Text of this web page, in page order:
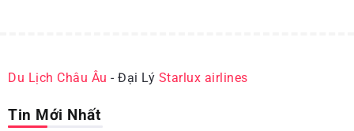
Du Lịch Châu Âu - Đại Lý Starlux airlines
Tin Mới Nhất